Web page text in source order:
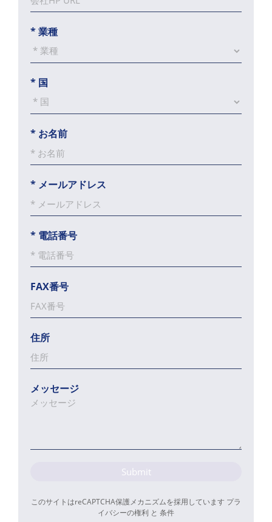
*業種
* 国
* お名前
* メールアドレス
* 電話番号
FAX番号
住所
メッセージ
Submit
このサイトはreCAPTCHA保護メカニズムを採用しています プラ
イバシーの権利 と 条件